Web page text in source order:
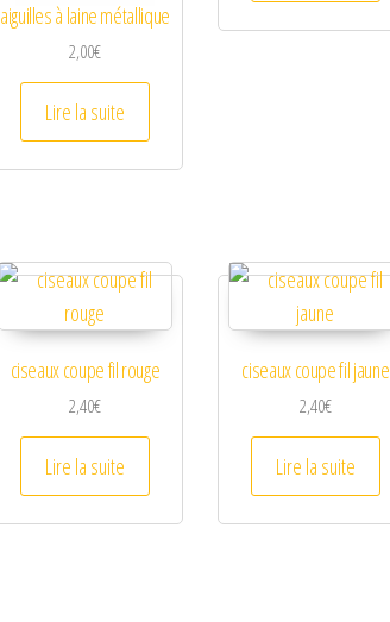
aiguilles à laine métallique
2,00€
Lire la suite
ciseaux coupe fil rouge
2,40€
Lire la suite
ciseaux coupe fil jaune
2,40€
Lire la suite